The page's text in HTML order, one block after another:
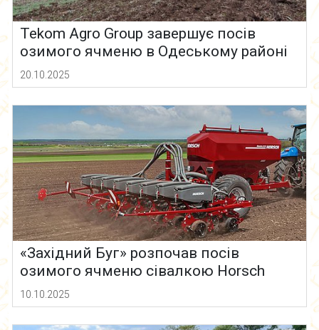
Tekom Agro Group завершує посів
озимого ячменю в Одеському районі
20.10.2025
«Західний Буг» розпочав посів
озимого ячменю сівалкою Horsch
10.10.2025